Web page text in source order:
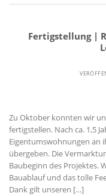
Fertigstellung |
Zu Oktober konnten wir
fertigstellen. Nach ca. 1,5
Eigentumswohnungen an
übergeben. Die
Baubeginn des Projektes.
Bauablauf und das tolle
Dank gilt unseren […]